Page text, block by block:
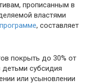
прописанным в
властями
, составляет
покрыть до 30% от
детьми субсидия
или усыновлении